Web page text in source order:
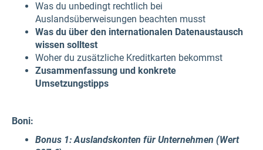
Was du unbedingt rechtlich bei
Auslandsüberweisungen beachten musst
Was du über den internationalen Datenaustausch
wissen solltest
Woher du zusätzliche Kreditkarten bekommst
Zusammenfassung und konkrete
Umsetzungstipps
Boni:
Bonus 1: Auslandskonten für Unternehmen​ (Wert